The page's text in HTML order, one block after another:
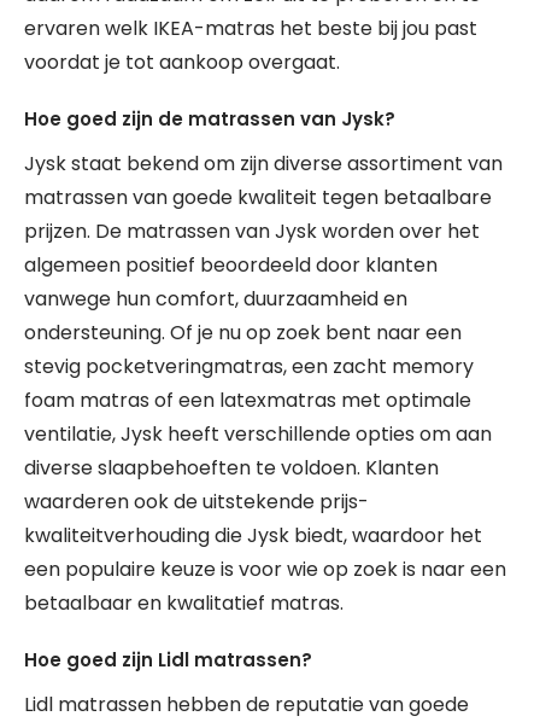
ervaren welk IKEA-matras het beste bij jou past
voordat je tot aankoop overgaat.
Hoe goed zijn de matrassen van Jysk?
Jysk staat bekend om zijn diverse assortiment van
matrassen van goede kwaliteit tegen betaalbare
prijzen. De matrassen van Jysk worden over het
algemeen positief beoordeeld door klanten
vanwege hun comfort, duurzaamheid en
ondersteuning. Of je nu op zoek bent naar een
stevig pocketveringmatras, een zacht memory
foam matras of een latexmatras met optimale
ventilatie, Jysk heeft verschillende opties om aan
diverse slaapbehoeften te voldoen. Klanten
waarderen ook de uitstekende prijs-
kwaliteitverhouding die Jysk biedt, waardoor het
een populaire keuze is voor wie op zoek is naar een
betaalbaar en kwalitatief matras.
Hoe goed zijn Lidl matrassen?
Lidl matrassen hebben de reputatie van goede